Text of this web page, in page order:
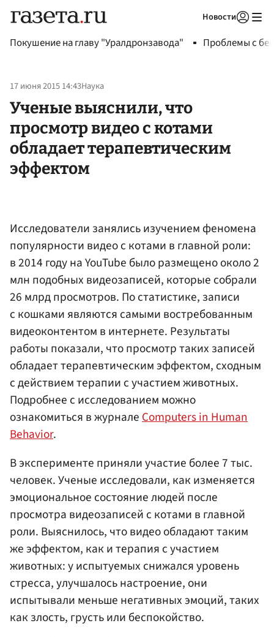
Новости
Покушение на главу "Уралдронзавода" Проблемы с
17 июня 2015 14:43Наука
Ученые выяснили, что
просмотр видео с котами
обладает терапевтическим
эффектом
Исследователи занялись изучением феномена
популярности видео с котами в главной роли:
в 2014 году на YouTube было размещено около 2
млн подобных видеозаписей, которые собрали
26 млрд просмотров. По статистике, записи
с кошками являются самыми востребованным
видеоконтентом в интернете. Результаты
работы показали, что просмотр таких записей
обладает терапевтическим эффектом, сходным
с действием терапии с участием животных.
Подробнее с исследованием можно
ознакомиться в журналеComputers in Human
Behavior.
В эксперименте приняли участие более 7 тыс.
человек. Ученые исследовали, как изменяется
эмоциональное состояние людей после
просмотра видеозаписей с котами в главной
роли. Выяснилось, что видео обладают таким
же эффектом, как и терапия с участием
животных: у испытуемых снижался уровень
стресса, улучшалось настроение, они
испытывали меньше негативных эмоций, таких
как злость, грусть или беспокойство.